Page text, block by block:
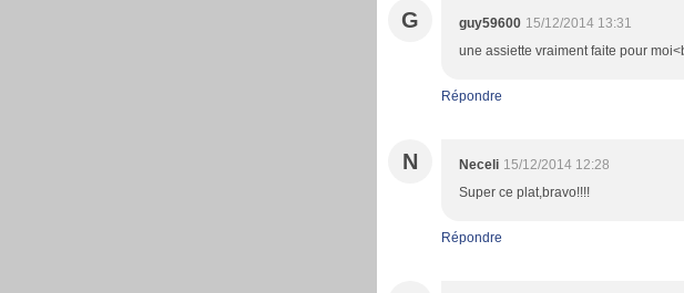
G guy59600 15/12/2014 13:31
une assiette vraiment faite pour
Répondre
N Neceli 15/12/2014 12:28
Super ce plat,bravo!!!!
Répondre